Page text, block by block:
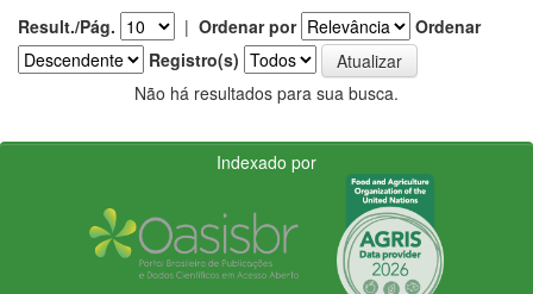
Result./Pág. | Ordenar por
Ordenar
Registro(s)
Não há resultados para sua busca.
Indexado por